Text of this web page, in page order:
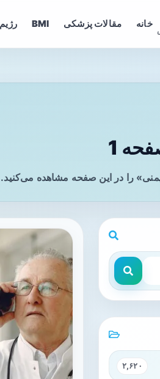
خانه مقالات پزشکی BMI
1
را در این صفحه مشاهده می‌کنید.
۲,۶۲۰